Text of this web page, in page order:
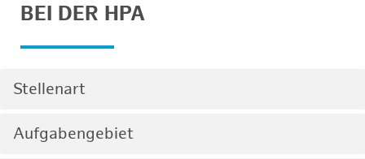
BEI DER HPA
Stellenart
Aufgabengebiet